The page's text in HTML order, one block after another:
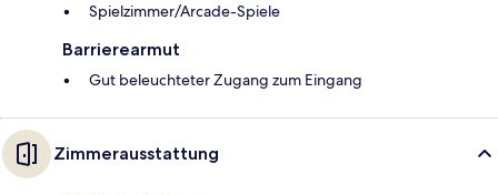
Spielzimmer/Arcade-Spiele
Barrierearmut
Gut beleuchteter Zugang zum Eingang
Zimmerausstattung